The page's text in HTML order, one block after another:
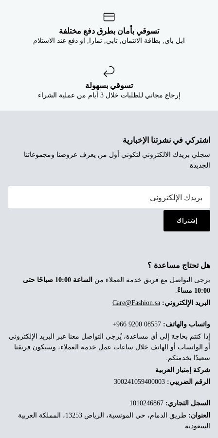
تسوقي بأمان بطرق دفع مختلفة
ابل باي, بطاقة الائتمان, تابي, تمارا, او دفع عند الاستلام
تسوقي بسهولة
إرجاع مجاني للطلبات خلال 3 أيام من عملية الشراء
اشتركي في نشرتنا الإخبارية
سجلي بريدك الالكتروني لتكوني أول من يعرف عروضنا ومجموعاتنا
الجديدة
إشتراك
هل تحتاج مساعدة ؟
يرجى التواصل مع فريق خدمة العملاء من
الساعة 10:00 صباحًا حتى
10:00 مساءً
.
البريد الإلكتروني: Care@Fashion.sa
واتساب والهاتف:
إذا كنتم بحاجة إلى أي مساعدة، يُرجى التواصل معنا عبر البريد الإلكتروني
أو الواتساب أو الهاتف خلال ساعات عمل خدمة العملاء، وسيكون فريقنا
سعيدًا بخدمتكم.
شركة إمتياز العربية
الرقم الضريبي:
السجل التجاري:
العنوان:
طريق الدمام، حي المونسية، الرياض 13253، المملكة العربية
السعودية